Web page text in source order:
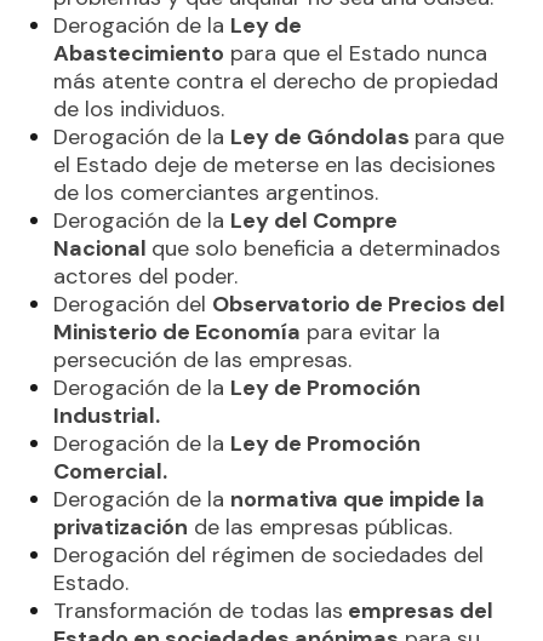
Derogación de la Ley de
Abastecimiento para que el Estado nunca
más atente contra el derecho de propiedad
de los individuos.
Derogación de la Ley de Góndolas para que
el Estado deje de meterse en las decisiones
de los comerciantes argentinos.
Derogación de la Ley del Compre
Nacional que solo beneficia a determinados
actores del poder.
Derogación del Observatorio de Precios del
Ministerio de Economía para evitar la
persecución de las empresas.
Derogación de la Ley de Promoción
Industrial.
Derogación de la Ley de Promoción
Comercial.
Derogación de la normativa que impide la
privatización de las empresas públicas.
Derogación del régimen de sociedades del
Estado.
Transformación de todas las empresas del